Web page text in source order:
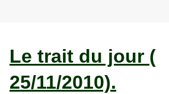
Le trait du jour (
25/11/2010).